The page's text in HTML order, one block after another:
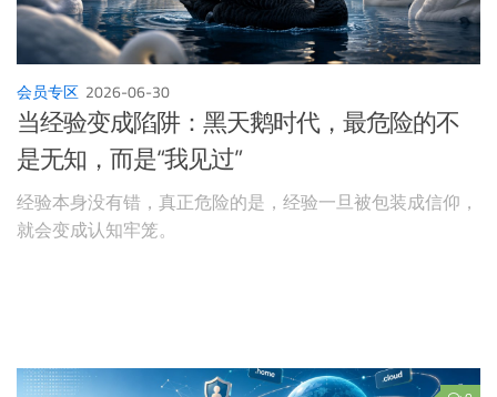
会员专区 2026-06-30
当经验变成陷阱：黑天鹅时代，最危险的不
是无知，而是“我见过”
经验本身没有错，真正危险的是，经验一旦被包装成信仰，
就会变成认知牢笼。